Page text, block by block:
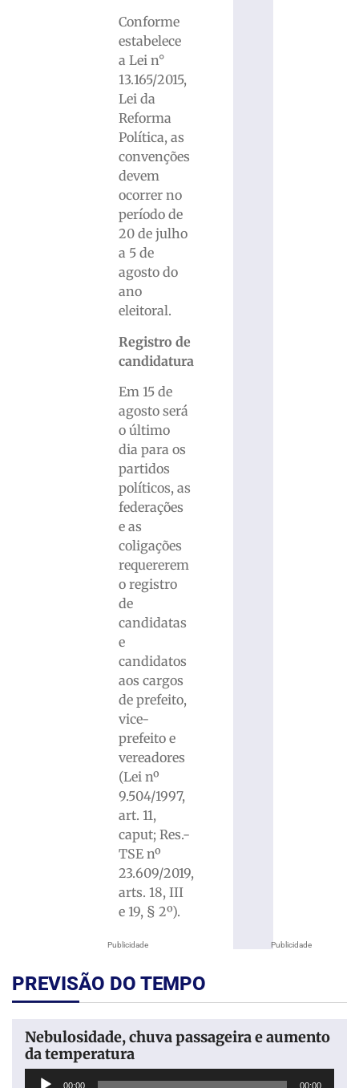
Publicidade
Conforme
estabelece
a Lei n°
13.165/2015,
Lei da
Reforma
Política, as
convenções
devem
ocorrer no
período de
20 de julho
a 5 de
agosto do
ano
eleitoral.
Registro de
candidatura
Em 15 de
agosto será
o último
dia para os
partidos
políticos, as
federações
e as
coligações
requererem
o registro
de
candidatas
e
candidatos
aos cargos
de prefeito,
vice-
prefeito e
vereadores
(Lei nº
9.504/1997,
art. 11,
caput; Res.-
TSE nº
23.609/2019,
arts. 18, III
e 19, § 2º).
Publicidade
PREVISÃO DO TEMPO
Nebulosidade, chuva passageira e aumento
da temperatura
Tocador
00:00 00:00